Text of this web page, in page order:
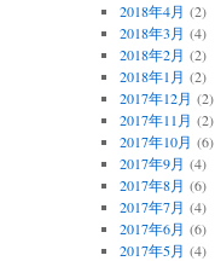
2018年4月 (2)
2018年3月 (4)
2018年2月 (2)
2018年1月 (2)
2017年12月 (2)
2017年11月 (2)
2017年10月 (6)
2017年9月 (4)
2017年8月 (6)
2017年7月 (4)
2017年6月 (6)
2017年5月 (4)